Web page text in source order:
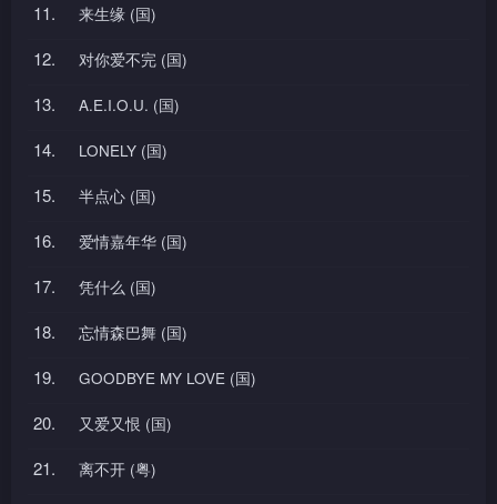
11. 来生缘 (国)
12. 对你爱不完 (国)
13. A.E.I.O.U. (国)
14. LONELY (国)
15. 半点心 (国)
16. 爱情嘉年华 (国)
17. 凭什么 (国)
18. 忘情森巴舞 (国)
19. GOODBYE MY LOVE (国)
20. 又爱又恨 (国)
21. 离不开 (粤)